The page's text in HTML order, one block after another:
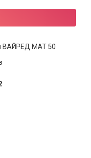
ВАЙРЕД МАТ 50